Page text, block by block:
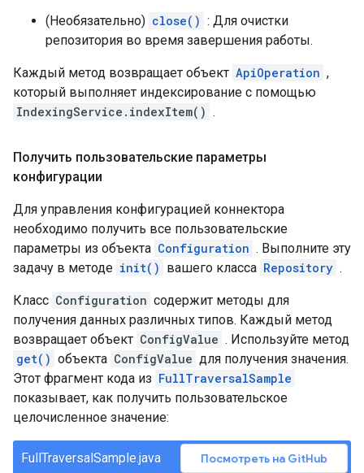
(Необязательно) close() : Для очистки
репозитория во время завершения работы.
Каждый метод возвращает объект ApiOperation ,
который выполняет индексирование с помощью
IndexingService.indexItem() .
Получить пользовательские параметры
конфигурации
Для управления конфигурацией коннектора
необходимо получить все пользовательские
параметры из объекта Configuration . Выполните эту
задачу в методе init() вашего класса Repository .
Класс Configuration содержит методы для
получения данных различных типов. Каждый метод
возвращает объект ConfigValue . Используйте метод
get() объекта ConfigValue для получения значения.
Этот фрагмент кода из FullTraversalSample
показывает, как получить пользовательское
целочисленное значение:
FullTraversalSample.java Посмотреть на GitHub